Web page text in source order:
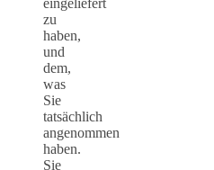
eingeliefert
zu
haben,
und
dem,
was
Sie
tatsächlich
angenommen
haben.
Sie